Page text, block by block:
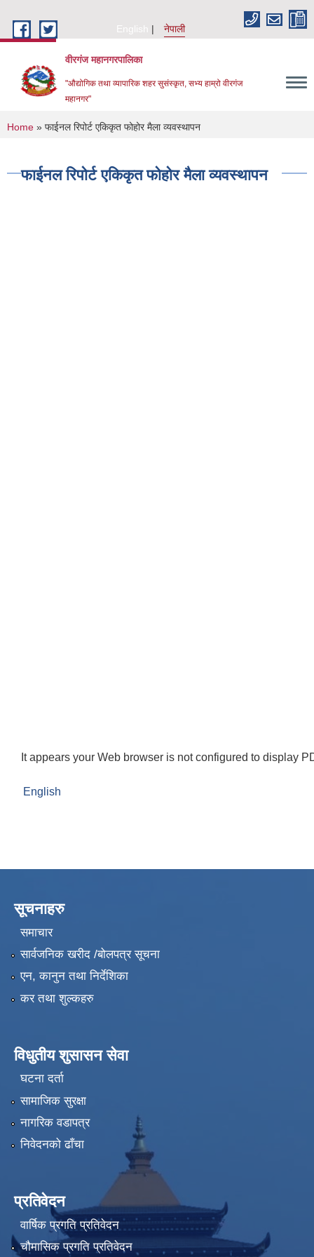
English
नेपाली
वीरगंज महानगरपालिका
"औद्योगिक तथा व्यापारिक शहर सुसंस्कृत, सभ्य हाम्रो वीरगंज
महानगर"
You are here
Home » फाईनल रिपोर्ट एकिकृत फोहोर मैला व्यवस्थापन
फाईनल रिपोर्ट एकिकृत फोहोर मैला व्यवस्थापन
It appears your Web browser is not configured to display
English
सूचनाहरु
समाचार
सार्वजनिक खरीद /बोलपत्र सूचना
एन, कानुन तथा निर्देशिका
कर तथा शुल्कहरु
विधुतीय शुसासन सेवा
घटना दर्ता
सामाजिक सुरक्षा
नागरिक वडापत्र
निवेदनको ढाँचा
प्रतिवेदन
वार्षिक प्रगति प्रतिवेदन
चौमासिक प्रगति प्रतिवेदन